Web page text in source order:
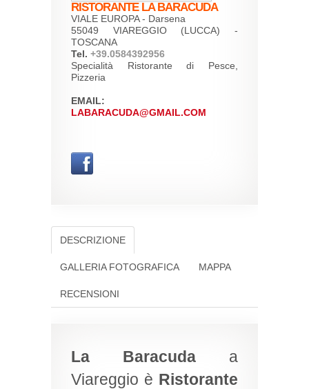
RISTORANTE LA BARACUDA
VIALE EUROPA - Darsena
55049 VIAREGGIO (LUCCA) -
TOSCANA
Tel. +39.0584392956
Specialità Ristorante di Pesce,
Pizzeria
EMAIL:
LABARACUDA@GMAIL.COM
DESCRIZIONE
GALLERIA FOTOGRAFICA MAPPA
RECENSIONI
La Baracuda a
Viareggio è Ristorante